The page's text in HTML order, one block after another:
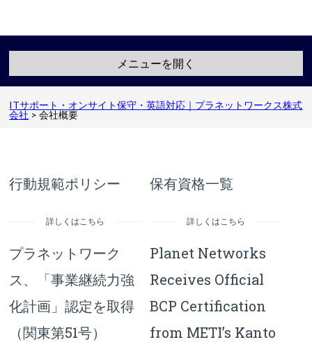
メニューを開く
ITサポート・オンサイト保守・英語対応｜プラネットワークス株式
会社 >会社概要
行動規範ポリシー
詳しくはこちら
保有資格一覧
詳しくはこちら
プラネットワーク
ス、「事業継続力強
化計画」認定を取得
（関東第51号）
Planet Networks
Receives Official
BCP Certification
from METI’s Kanto